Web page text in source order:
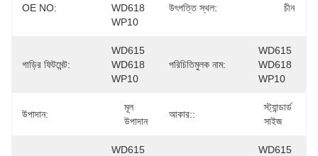
OE NO:
WD618
WP10
উৎপত্তি স্থল: চীন
গাড়ির ফিটমেন্ট:
WD615
WD618
WP10
পরিচিতিমুলক নাম:
WD615
WD618
WP10
উপাদান:
মূল
উপাদান
আকার::
স্ট্যান্ডার্ড
সাইজ
WD615
WD615